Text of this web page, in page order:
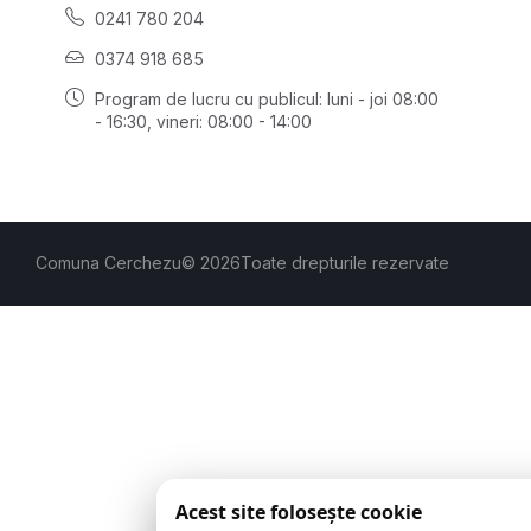
0241 780 204
0374 918 685
Program de lucru cu publicul: luni - joi 08:00
- 16:30 , vineri: 08:00 - 14:00
Comuna Cerchezu© 2026Toate drepturile rezervate
Acest site folosește cookie